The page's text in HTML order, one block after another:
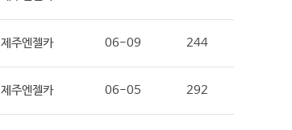
제주엔젤카 06-09 244
제주엔젤카 06-05 292